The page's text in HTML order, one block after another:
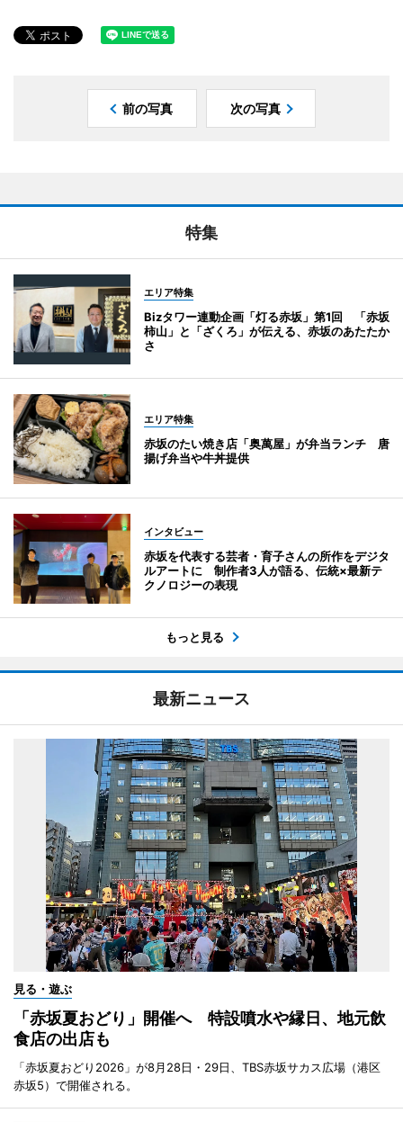
前の写真 次の写真
特集
エリア特集
Bizタワー連動企画「灯る赤坂」第1回 「赤坂
柿山」と「ざくろ」が伝える、赤坂のあたたか
さ
エリア特集
赤坂のたい焼き店「奥萬屋」が弁当ランチ 唐
揚げ弁当や牛丼提供
インタビュー
赤坂を代表する芸者・育子さんの所作をデジタ
ルアートに 制作者3人が語る、伝統×最新テ
クノロジーの表現
もっと見る
最新ニュース
見る・遊ぶ
「赤坂夏おどり」開催へ 特設噴水や縁日、地元飲
食店の出店も
「赤坂夏おどり2026」が8月28日・29日、TBS赤坂サカス広場（港区
赤坂5）で開催される。